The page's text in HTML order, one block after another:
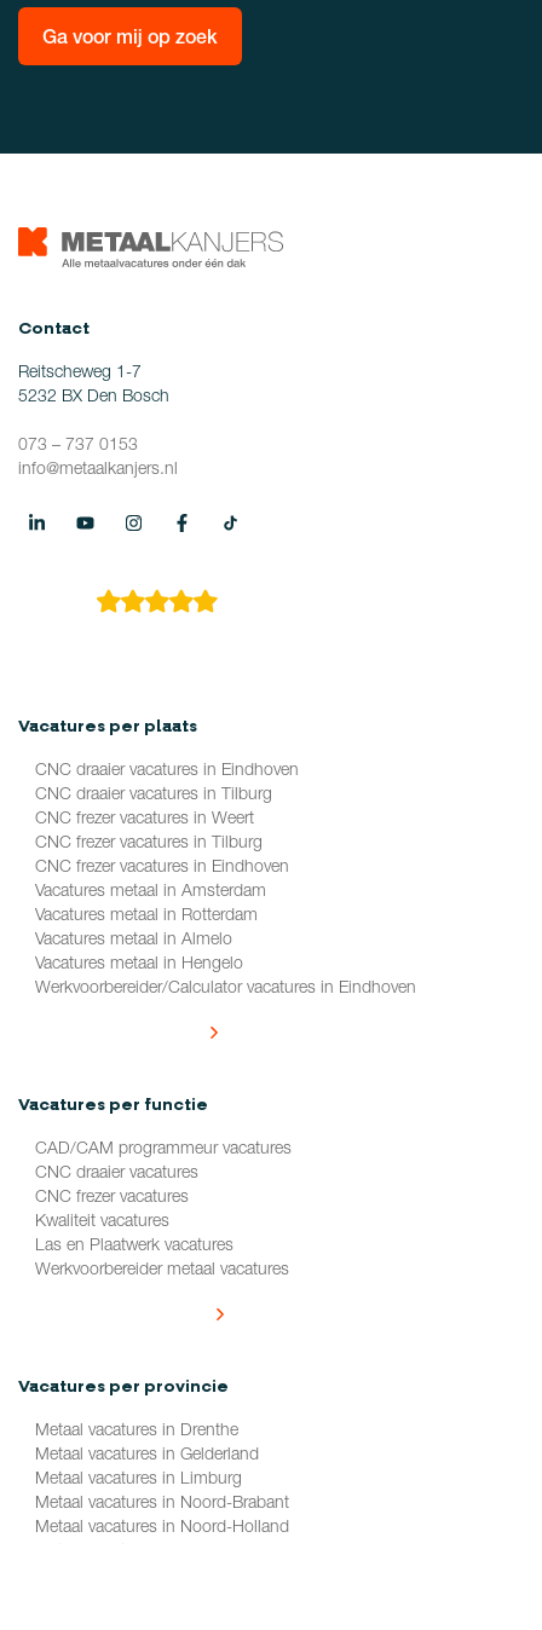
Ga voor mij op zoek
Contact
Reitscheweg 1-7
5232 BX Den Bosch
073 – 737 0153
info@metaalkanjers.nl
Vacatures per plaats
CNC draaier vacatures in Eindhoven
CNC draaier vacatures in Tilburg
CNC frezer vacatures in Weert
CNC frezer vacatures in Tilburg
CNC frezer vacatures in Eindhoven
Vacatures metaal in Amsterdam
Vacatures metaal in Rotterdam
Vacatures metaal in Almelo
Vacatures metaal in Hengelo
Werkvoorbereider/Calculator vacatures in Eindhoven
Vacatures per functie
CAD/CAM programmeur vacatures
CNC draaier vacatures
CNC frezer vacatures
Kwaliteit vacatures
Las en Plaatwerk vacatures
Werkvoorbereider metaal vacatures
Vacatures per provincie
Metaal vacatures in Drenthe
Metaal vacatures in Gelderland
Metaal vacatures in Limburg
Metaal vacatures in Noord-Brabant
Metaal vacatures in Noord-Holland